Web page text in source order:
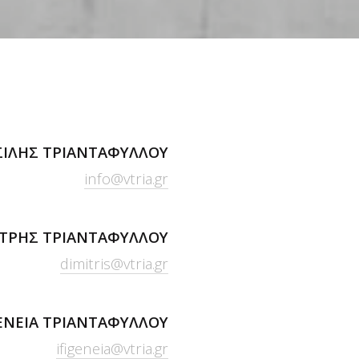
ΤΡΙΑΝΤΑΦΥΛΛΟΥ
info@vtria.gr
ΤΡΙΑΝΤΑΦΥΛΛΟΥ
dimitris@vtria.gr
ΤΡΙΑΝΤΑΦΥΛΛΟΥ
ifigeneia@vtria.gr